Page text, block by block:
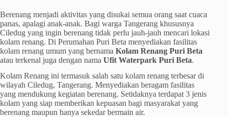
Berenang menjadi aktivitas yang disukai semua orang saat cuaca
panas, apalagi anak-anak. Bagi warga Tangerang khususnya
Ciledug yang ingin berenang tidak perlu jauh-jauh mencari lokasi
kolam renang. Di Perumahan Puri Beta menyediakan fasilitas
kolam renang umum yang bernama Kolam Renang Puri Beta
atau terkenal juga dengan nama Ufit Waterpark Puri Beta.
Kolam Renang ini termasuk salah satu kolam renang terbesar di
wilayah Ciledug, Tangerang. Menyediakan beragam fasilitas
yang mendukung kegiatan berenang. Setidaknya terdapat 3 jenis
kolam yang siap memberikan kepuasan bagi masyarakat yang
berenang maupun hanya sekedar bermain air.